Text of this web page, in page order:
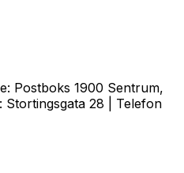
Postboks 1900 Sentrum,
Stortingsgata 28 | Telefon